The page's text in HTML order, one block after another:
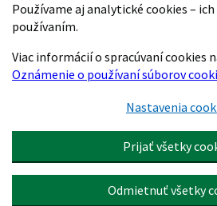
Používame aj analytické cookies –
používaním.
Viac informácií o spracúvaní cookies
Oznámenie o používaní súborov
Nastavenia
Prijať všetky
Odmietnuť všetky